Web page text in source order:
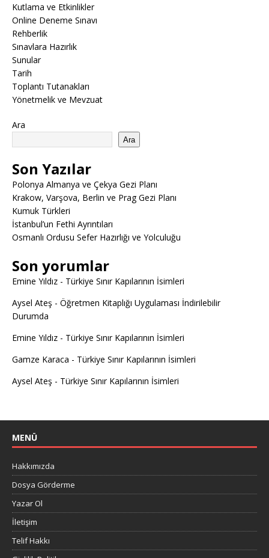
Kutlama ve Etkinlikler
Online Deneme Sınavı
Rehberlik
Sınavlara Hazırlık
Sunular
Tarih
Toplantı Tutanakları
Yönetmelik ve Mevzuat
Ara
Ara
Son Yazılar
Polonya Almanya ve Çekya Gezi Planı
Krakow, Varşova, Berlin ve Prag Gezi Planı
Kumuk Türkleri
İstanbul’un Fethi Ayrıntıları
Osmanlı Ordusu Sefer Hazırlığı ve Yolculuğu
Son yorumlar
Emine Yıldız - Türkiye Sınır Kapılarının İsimleri
Aysel Ateş - Öğretmen Kitaplığı Uygulaması İndirilebilir
Durumda
Emine Yıldız - Türkiye Sınır Kapılarının İsimleri
Gamze Karaca - Türkiye Sınır Kapılarının İsimleri
Aysel Ateş - Türkiye Sınır Kapılarının İsimleri
MENÜ
Hakkımızda
Dosya Görderme
Yazar Ol
İletişim
Telif Hakkı